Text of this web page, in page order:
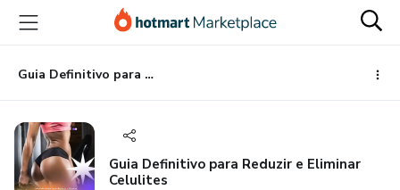
para
conteúdo
principal
para
pagamento
para
rodapé
Guia Definitivo para Reduzir e Eliminar Celulites
Guia Definitivo para Reduzir e Eliminar
Celulites